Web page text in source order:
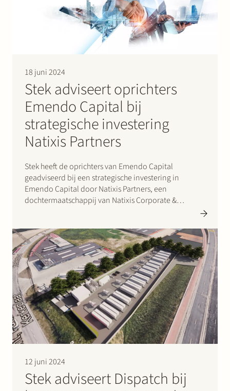
18 juni 2024
Stek adviseert oprichters
Emendo Capital bij
strategische investering
Natixis Partners
Stek heeft de oprichters van Emendo Capital
geadviseerd bij een strategische investering in
Emendo Capital door Natixis Partners, een
dochtermaatschappij van Natixis Corporate &
corporate finance boutique die klanten uit het
bedrijfsleven, investeerders en de overheid bedient.
12 juni 2024
Stek adviseert Dispatch bij